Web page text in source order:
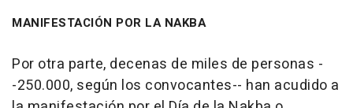
MANIFESTACIÓN POR LA NAKBA
Por otra parte, decenas de miles de personas -
-250.000, según los convocantes-- han acudido a